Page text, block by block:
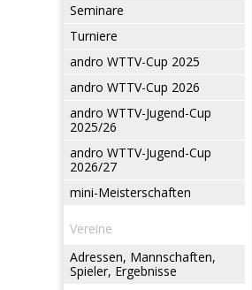
Seminare
Turniere
andro WTTV-Cup 2025
andro WTTV-Cup 2026
andro WTTV-Jugend-Cup
2025/26
andro WTTV-Jugend-Cup
2026/27
mini-Meisterschaften
Vereine
Adressen, Mannschaften,
Spieler, Ergebnisse